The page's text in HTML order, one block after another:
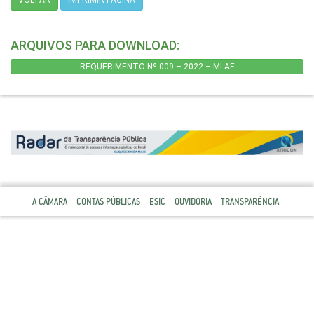
ARQUIVOS PARA DOWNLOAD:
REQUERIMENTO Nº 009 – 2022 – MLAF
A CÂMARA CONTAS PÚBLICAS ESIC OUVIDORIA TRANSPARÊNCIA